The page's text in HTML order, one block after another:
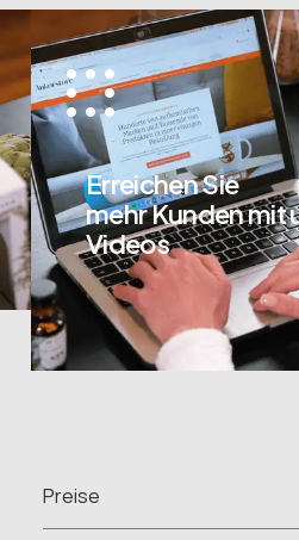
Erreichen Sie
mehr Kunden mit
Videos
Preise